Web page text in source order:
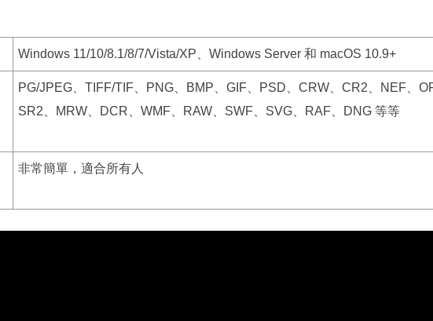
Windows 11/10/8.1/8/7/Vista/XP、Windows Server 和 macOS 10.9+
PG/JPEG、TIFF/TIF、PNG、BMP、GIF、PSD、CRW、CR2、NEF、
SR2、MRW、DCR、WMF、RAW、SWF、SVG、RAF、DNG 等等
非常簡單，適合所有人